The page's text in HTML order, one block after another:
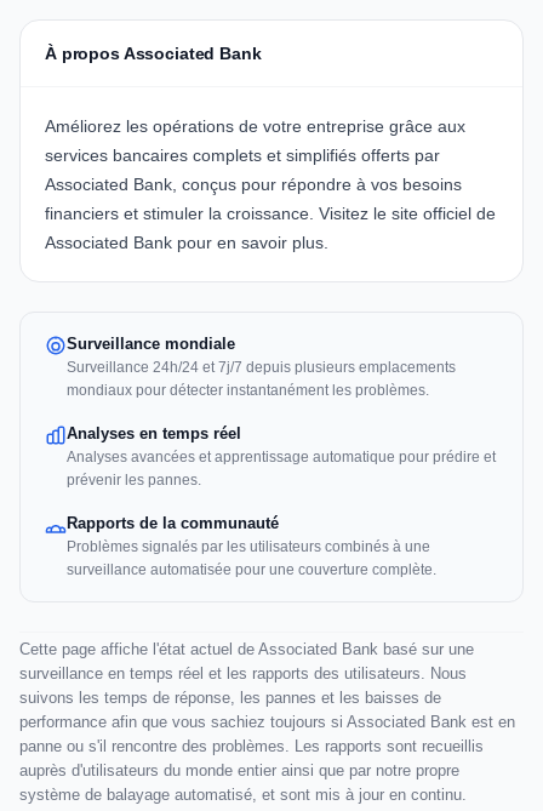
À propos Associated Bank
Améliorez les opérations de votre entreprise grâce aux
services bancaires complets et simplifiés offerts par
Associated Bank, conçus pour répondre à vos besoins
financiers et stimuler la croissance. Visitez le site officiel de
Associated Bank pour en savoir plus.
Surveillance mondiale
Surveillance 24h/24 et 7j/7 depuis plusieurs emplacements
mondiaux pour détecter instantanément les problèmes.
Analyses en temps réel
Analyses avancées et apprentissage automatique pour prédire et
prévenir les pannes.
Rapports de la communauté
Problèmes signalés par les utilisateurs combinés à une
surveillance automatisée pour une couverture complète.
Cette page affiche l'état actuel de Associated Bank basé sur une
surveillance en temps réel et les rapports des utilisateurs. Nous
suivons les temps de réponse, les pannes et les baisses de
performance afin que vous sachiez toujours si Associated Bank est en
panne ou s'il rencontre des problèmes. Les rapports sont recueillis
auprès d'utilisateurs du monde entier ainsi que par notre propre
système de balayage automatisé, et sont mis à jour en continu.